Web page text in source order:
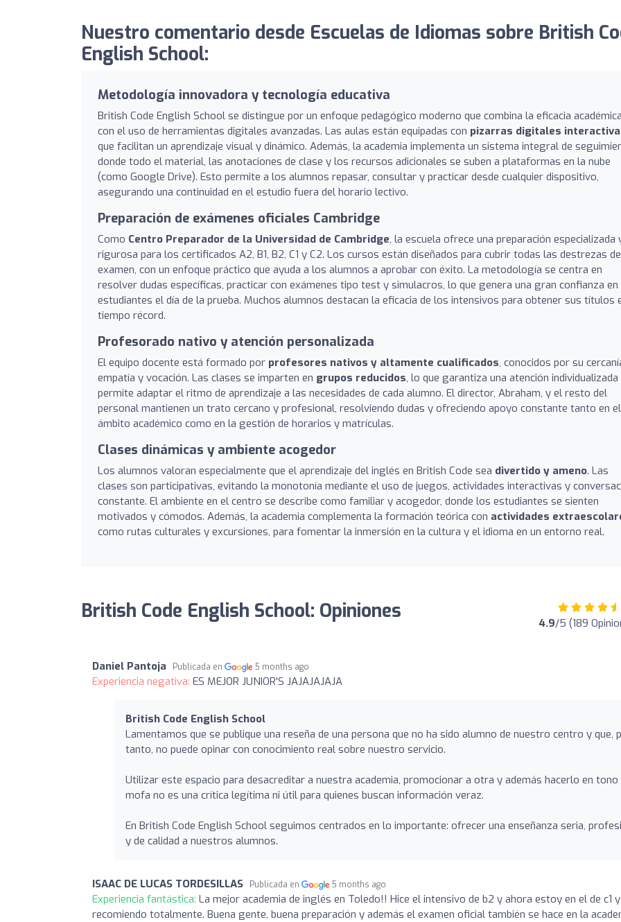
Nuestro comentario desde Escuelas de Idiomas sobre British
English School:
Metodología innovadora y tecnología educativa
British Code English School se distingue por un enfoque pedagógico moderno que combina la eficacia
con el uso de herramientas digitales avanzadas. Las aulas están equipadas con pizarras digitales
que facilitan un aprendizaje visual y dinámico. Además, la academia implementa un sistema integral de
donde todo el material, las anotaciones de clase y los recursos adicionales se suben a plataformas en la nube
(como Google Drive). Esto permite a los alumnos repasar, consultar y practicar desde cualquier dispositivo,
asegurando una continuidad en el estudio fuera del horario lectivo.
Preparación de exámenes oficiales Cambridge
Como Centro Preparador de la Universidad de Cambridge, la escuela ofrece una preparación especializada
rigurosa para los certificados A2, B1, B2, C1 y C2. Los cursos están diseñados para cubrir todas las destrezas
examen, con un enfoque práctico que ayuda a los alumnos a aprobar con éxito. La metodología se centra en
resolver dudas específicas, practicar con exámenes tipo test y simulacros, lo que genera una gran confianza
estudiantes el día de la prueba. Muchos alumnos destacan la eficacia de los intensivos para obtener sus títulos
tiempo récord.
Profesorado nativo y atención personalizada
El equipo docente está formado por profesores nativos y altamente cualificados, conocidos por su
empatía y vocación. Las clases se imparten en grupos reducidos, lo que garantiza una atención individualizada
permite adaptar el ritmo de aprendizaje a las necesidades de cada alumno. El director, Abraham, y el resto del
personal mantienen un trato cercano y profesional, resolviendo dudas y ofreciendo apoyo constante tanto en el
ámbito académico como en la gestión de horarios y matrículas.
Clases dinámicas y ambiente acogedor
Los alumnos valoran especialmente que el aprendizaje del inglés en British Code sea divertido y ameno. Las
clases son participativas, evitando la monotonía mediante el uso de juegos, actividades interactivas y
constante. El ambiente en el centro se describe como familiar y acogedor, donde los estudiantes se sienten
motivados y cómodos. Además, la academia complementa la formación teórica con actividades
como rutas culturales y excursiones, para fomentar la inmersión en la cultura y el idioma en un entorno real.
British Code English School: Opiniones 4.9/5 (189
Daniel Pantoja Publicada en 5 months ago
Experiencia negativa: ES MEJOR JUNIOR'S JAJAJAJAJA
British Code English School
Lamentamos que se publique una reseña de una persona que no ha sido alumno de nuestro centro y que,
tanto, no puede opinar con conocimiento real sobre nuestro servicio.
Utilizar este espacio para desacreditar a nuestra academia, promocionar a otra y además hacerlo en tono
mofa no es una crítica legítima ni útil para quienes buscan información veraz.
En British Code English School seguimos centrados en lo importante: ofrecer una enseñanza seria,
y de calidad a nuestros alumnos.
ISAAC DE LUCAS TORDESILLAS Publicada en 5 months ago
Experiencia fantástica: La mejor academia de inglés en Toledo!! Hice el intensivo de b2 y ahora estoy en el de c1
recomiendo totalmente. Buena gente, buena preparación y además el examen oficial también se hace en la